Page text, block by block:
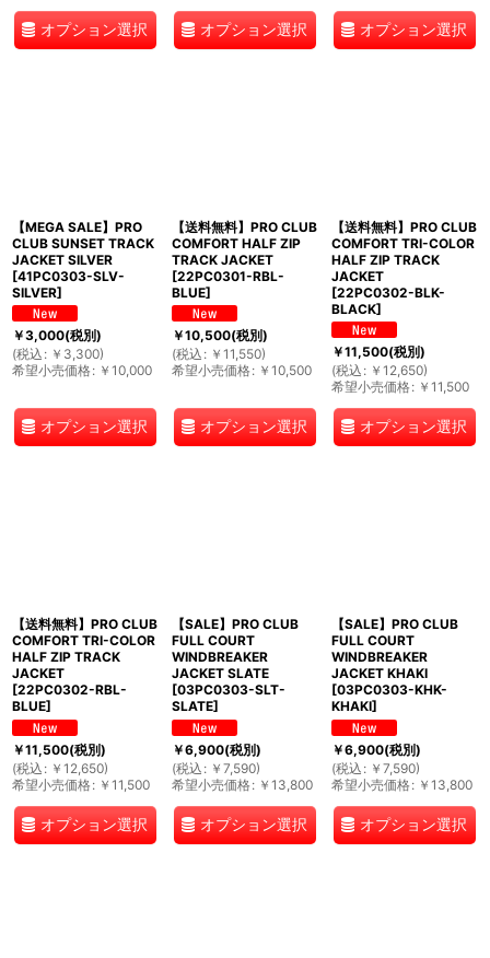
オプション選択 オプション選択 オプション選択
【MEGA SALE】PRO
CLUB SUNSET TRACK
JACKET SILVER
[41PC0303-SLV-
SILVER]
￥3,000(税別)
(税込 : ￥ 3,300)
希望小売価格: ￥ 10,000
オプション選択
【送料無料】PRO CLUB
COMFORT HALF ZIP
TRACK JACKET
[22PC0301-RBL-
BLUE]
￥10,500(税別)
(税込 : ￥ 11,550)
希望小売価格: ￥ 10,500
オプション選択
【送料無料】PRO CLUB
COMFORT TRI-COLOR
HALF ZIP TRACK
JACKET
[22PC0302-BLK-
BLACK]
￥11,500(税別)
(税込 : ￥ 12,650)
希望小売価格: ￥ 11,500
オプション選択
【送料無料】PRO CLUB
COMFORT TRI-COLOR
HALF ZIP TRACK
JACKET
[22PC0302-RBL-
BLUE]
￥11,500(税別)
(税込 : ￥ 12,650)
希望小売価格: ￥ 11,500
オプション選択
【SALE】PRO CLUB
FULL COURT
WINDBREAKER
JACKET SLATE
[03PC0303-SLT-
SLATE]
￥6,900(税別)
(税込 : ￥ 7,590)
希望小売価格: ￥ 13,800
オプション選択
【SALE】PRO CLUB
FULL COURT
WINDBREAKER
JACKET KHAKI
[03PC0303-KHK-
KHAKI]
￥6,900(税別)
(税込 : ￥ 7,590)
希望小売価格: ￥ 13,800
オプション選択